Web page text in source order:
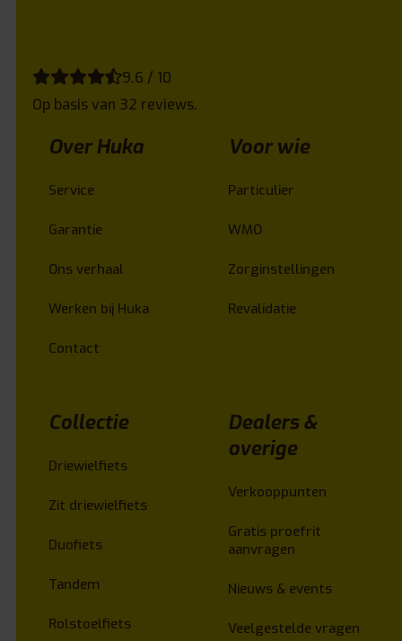
9.6 / 10
Op basis van 32 reviews.
Over Huka
Service
Garantie
Ons verhaal
Werken bij Huka
Contact
Voor wie
Particulier
WMO
Zorginstellingen
Revalidatie
Collectie
Driewielfiets
Zit driewielfiets
Duofiets
Tandem
Rolstoelfiets
Dealers &
overige
Verkooppunten
Gratis proefrit
aanvragen
Nieuws & events
Veelgestelde vragen